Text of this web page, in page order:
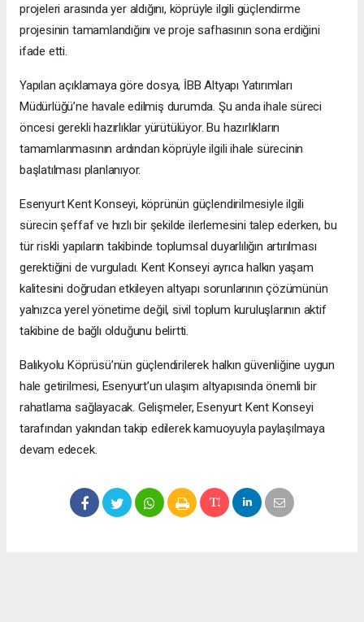
projeleri arasında yer aldığını, köprüyle ilgili güçlendirme
projesinin tamamlandığını ve proje safhasının sona erdiğini
ifade etti.
Yapılan açıklamaya göre dosya, İBB Altyapı Yatırımları
Müdürlüğü’ne havale edilmiş durumda. Şu anda ihale süreci
öncesi gerekli hazırlıklar yürütülüyor. Bu hazırlıkların
tamamlanmasının ardından köprüyle ilgili ihale sürecinin
başlatılması planlanıyor.
Esenyurt Kent Konseyi, köprünün güçlendirilmesiyle ilgili
sürecin şeffaf ve hızlı bir şekilde ilerlemesini talep ederken, bu
tür riskli yapıların takibinde toplumsal duyarlılığın artırılması
gerektiğini de vurguladı. Kent Konseyi ayrıca halkın yaşam
kalitesini doğrudan etkileyen altyapı sorunlarının çözümünün
yalnızca yerel yönetime değil, sivil toplum kuruluşlarının aktif
takibine de bağlı olduğunu belirtti.
Balıkyolu Köprüsü’nün güçlendirilerek halkın güvenliğine uygun
hale getirilmesi, Esenyurt’un ulaşım altyapısında önemli bir
rahatlama sağlayacak. Gelişmeler, Esenyurt Kent Konseyi
tarafından yakından takip edilerek kamuoyuyla paylaşılmaya
devam edecek.